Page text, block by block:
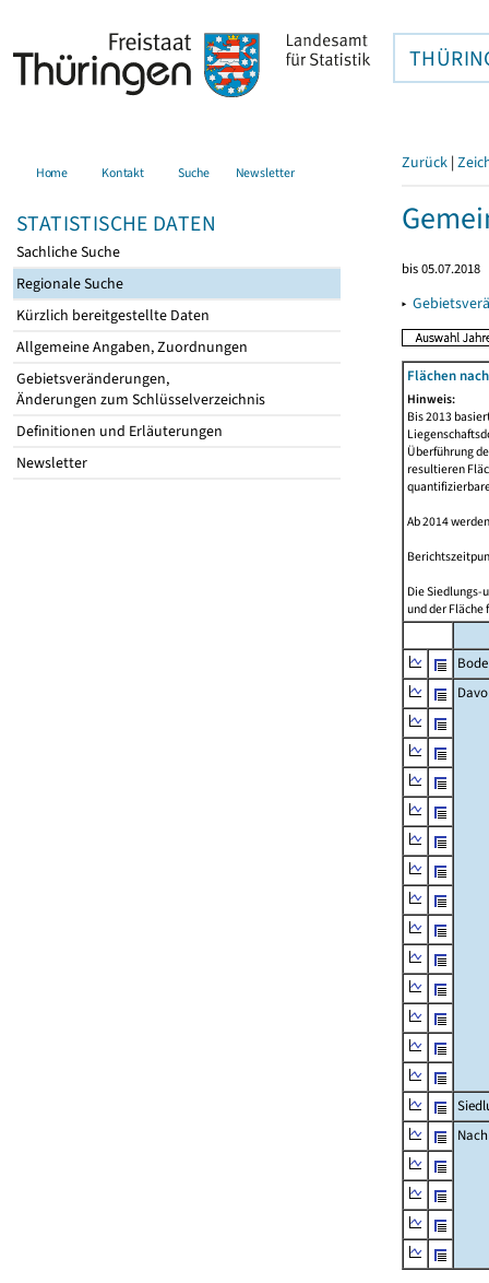
Home Kontakt Suche Newsletter
STATISTISCHE DATEN
Sachliche Suche
Regionale Suche
Kürzlich bereitgestellte Daten
Allgemeine Angaben, Zuordnungen
Gebietsveränderungen,
Änderungen zum Schlüsselverzeichnis
Definitionen und Erläuterungen
Newsletter
Zurück |
bis 05.07.2018
▸
Flächen
Hinweis:
Bis 2013
Überführung
resultieren
Ab 2014
Die Siedlungs-
und der Fläche